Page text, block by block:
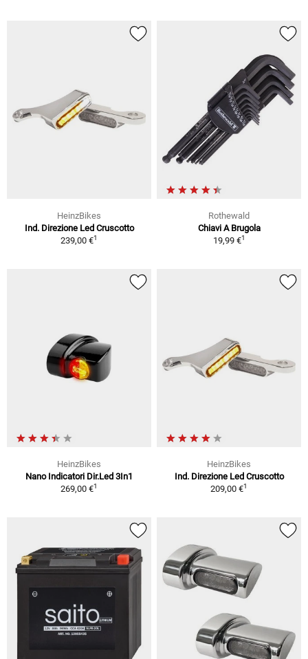
HeinzBikes
Ind. Direzione Led Cruscotto
239,00 €1
Rothewald
Chiavi A Brugola
19,99 €1
HeinzBikes
Nano Indicatori Dir.Led 3In1
269,00 €1
HeinzBikes
Ind. Direzione Led Cruscotto
209,00 €1